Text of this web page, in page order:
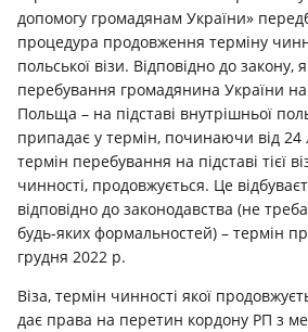
допомогу громадянам України»
процедура продовження терміну
польської візи. Відповідно до
перебування громадянина України на
Польща – на підставі внутрішньої
припадає у термін, починаючи від 24
термін перебування на підставі тієї
чинності, продовжується. Це
відповідно до законодавства (не
будь-яких формальностей) – термін
грудня 2022 р.
Віза, термін чинності якої
дає права на перетин кордону РП з